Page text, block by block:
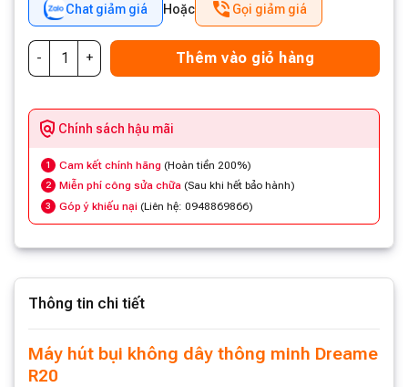
Chat giảm giá Hoặc Gọi giảm giá
Thêm vào giỏ hàng
Chính sách hậu mãi
1 Cam kết chính hãng (Hoàn tiền 200%)
2 Miễn phí công sửa chữa (Sau khi hết bảo hành)
3 Góp ý khiếu nại (Liên hệ: 0948869866)
Thông tin chi tiết
Máy hút bụi không dây thông minh Dreame
R20